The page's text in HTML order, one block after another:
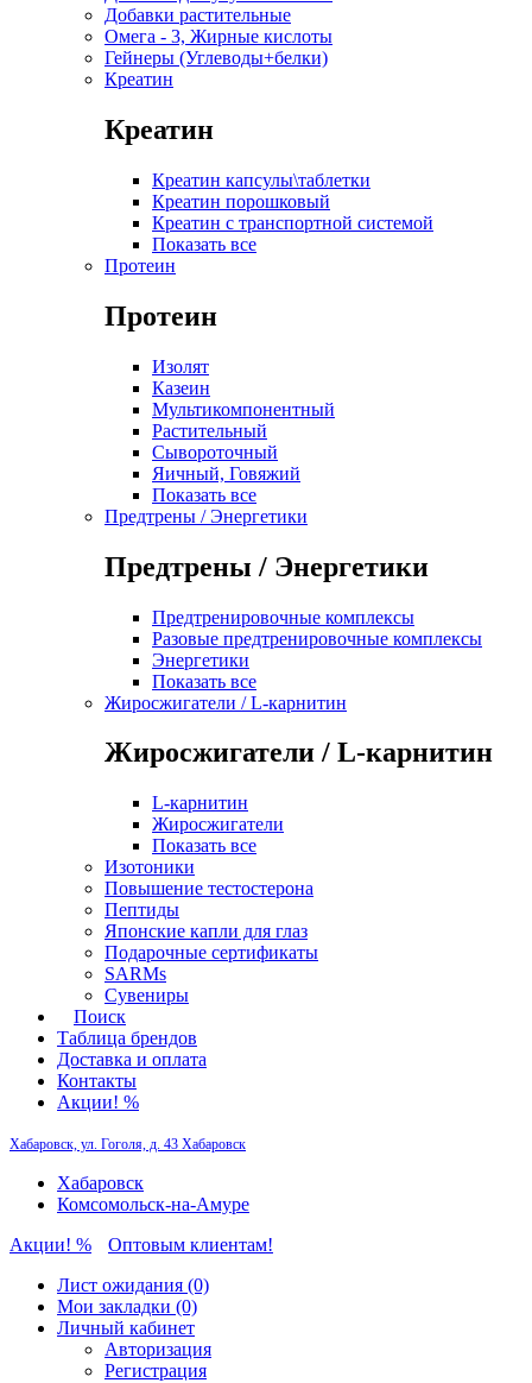
Добавки растительные
Омега - 3, Жирные кислоты
Гейнеры (Углеводы+белки)
Креатин
Креатин
Креатин капсулы\таблетки
Креатин порошковый
Креатин с транспортной системой
Показать все
Протеин
Протеин
Изолят
Казеин
Мультикомпонентный
Растительный
Сывороточный
Яичный, Говяжий
Показать все
Предтрены / Энергетики
Предтрены / Энергетики
Предтренировочные комплексы
Разовые предтренировочные комплексы
Энергетики
Показать все
Жиросжигатели / L-карнитин
Жиросжигатели / L-карнитин
L-карнитин
Жиросжигатели
Показать все
Изотоники
Повышение тестостерона
Пептиды
Японские капли для глаз
Подарочные сертификаты
SARMs
Сувениры
Поиск
Таблица брендов
Доставка и оплата
Контакты
Акции! %
Хабаровск, ул. Гоголя, д. 43 Хабаровск
Хабаровск
Комсомольск-на-Амуре
Акции! %
Оптовым клиентам!
Лист ожидания (0)
Мои закладки (0)
Личный кабинет
Авторизация
Регистрация